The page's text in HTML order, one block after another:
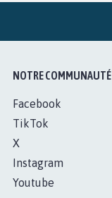
NOTRE COMMUNAUTÉ
Facebook
TikTok
X
Instagram
Youtube